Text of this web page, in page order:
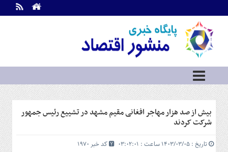
اطلاعات
تماس
ما
درباره
ما
سرویس
ها
خانه
سرمایه
بیش از صد هزار مهاجر افغانی مقیم مشهد در تشییع رئیس جمهور
شرکت کردند
تاریخ : ۱۴۰۳/۰۳/۰۵ ساعت : ۰۳:۰۲:۰۱
کد خبر 1970